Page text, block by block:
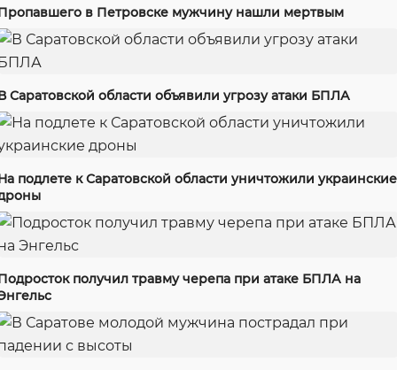
в Петровске мужчину нашли мертвым
Саратовской области объявили угрозу атаки БПЛА
подлете к Саратовской области уничтожили украинские
получил травму черепа при атаке БПЛА на